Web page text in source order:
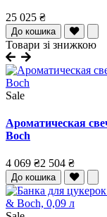
25 025 ₴
До кошика
Товари зі знижкою
Sale
Ароматическая
Boch
4 069 ₴2 504 ₴
До кошика